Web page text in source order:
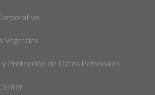
Vegetales
y Protección de Datos Personales